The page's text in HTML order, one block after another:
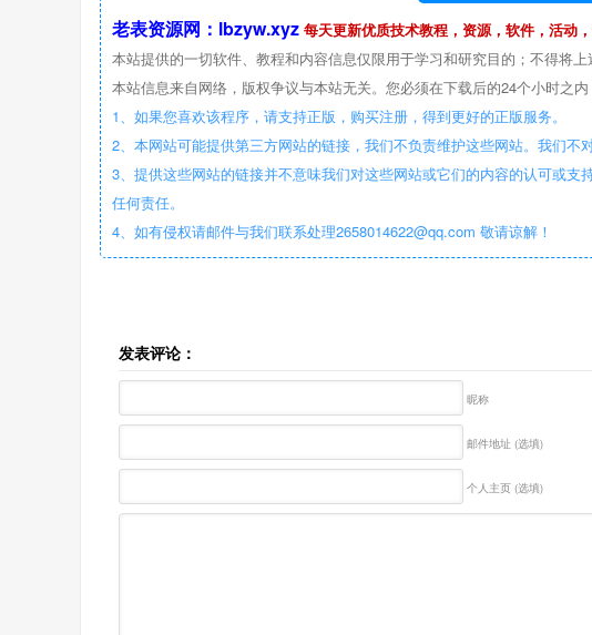
老表资源网：lbzyw.xyz 每天更新优质技术教程，资源，软件，活动，
本站提供的一切软件、教程和内容信息仅限用于学习和研究目的；不得将
本站信息来自网络，版权争议与本站无关。您必须在下载后的24个小时之
1、如果您喜欢该程序，请支持正版，购买注册，得到更好的正版服务。
2、本网站可能提供第三方网站的链接，我们不负责维护这些网站。我们不
3、提供这些网站的链接并不意味我们对这些网站或它们的内容的认可或
任何责任。
4、如有侵权请邮件与我们联系处理2658014622@qq.com 敬请谅解！
发表评论：
昵称
邮件地址 (选填)
个人主页 (选填)